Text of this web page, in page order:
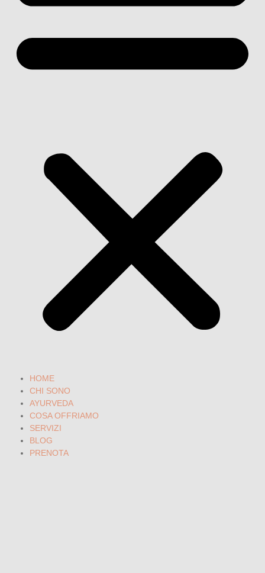
HOME
CHI SONO
AYURVEDA
COSA OFFRIAMO
SERVIZI
BLOG
PRENOTA